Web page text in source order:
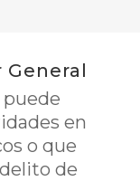
en
o que
de